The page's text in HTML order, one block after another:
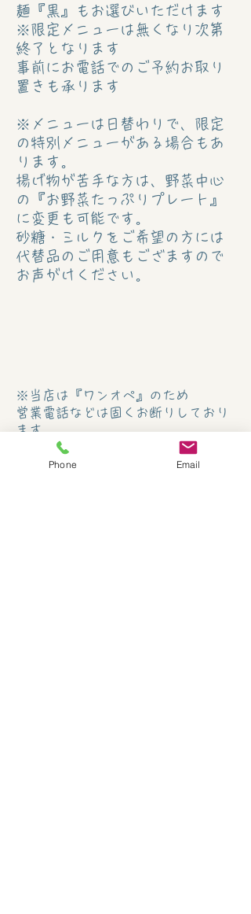
麺『黒』もお選びいただけます
※限定メニューは無くなり次第
終了となります
事前にお電話でのご予約お取り
置きも承ります
※メニューは日替わりで、限定
の特別メニューがある場合もあ
ります。
揚げ物が苦手な方は、野菜中心
の『お野菜たっぷりプレート』
に変更も可能です。
​砂糖・ミルクをご希望の方には
代替品のご用意もござますので
お声がけください。
※当店は『ワンオペ』のため
営業電話などは固くお断りしており
ます
業務ご用件はメールまたは書面にて
お願い致します
Phone Email